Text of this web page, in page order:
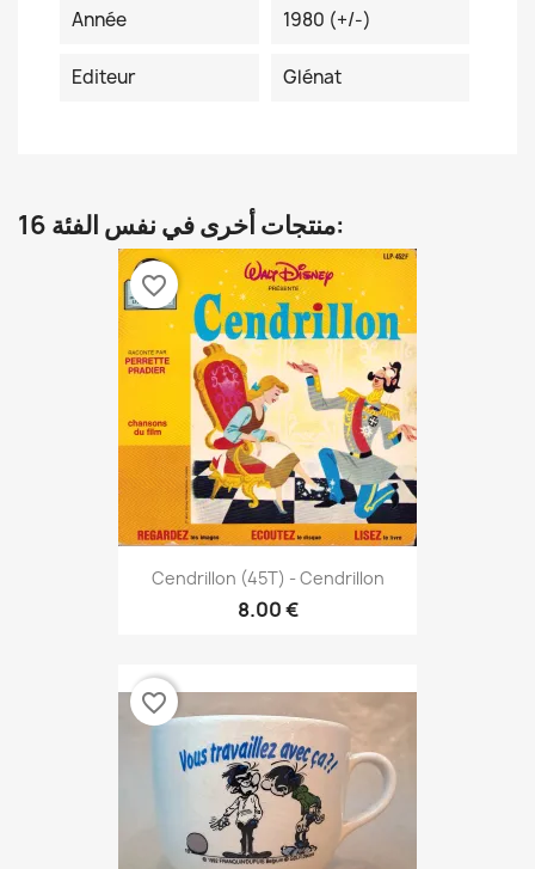
Année 1980 (+/-)
Editeur Glénat
16 منتجات أخرى في نفس الفئة:
Cendrillon (45T) - Cendrillon
8.00 €
favorite_border
favorite_border